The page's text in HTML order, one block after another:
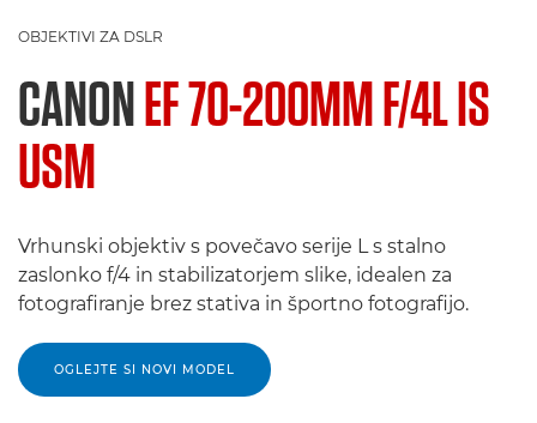
OBJEKTIVI ZA DSLR
CANONEF 70-200MM F/4L IS
USM
Vrhunski objektiv s povečavo serije L s stalno
zaslonko f/4 in stabilizatorjem slike, idealen za
fotografiranje brez stativa in športno fotografijo.
OGLEJTE SI NOVI MODEL